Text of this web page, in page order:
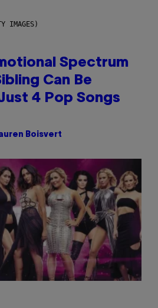
IMAGES)
Spectrum
Can Be
4 Pop Songs
Boisvert